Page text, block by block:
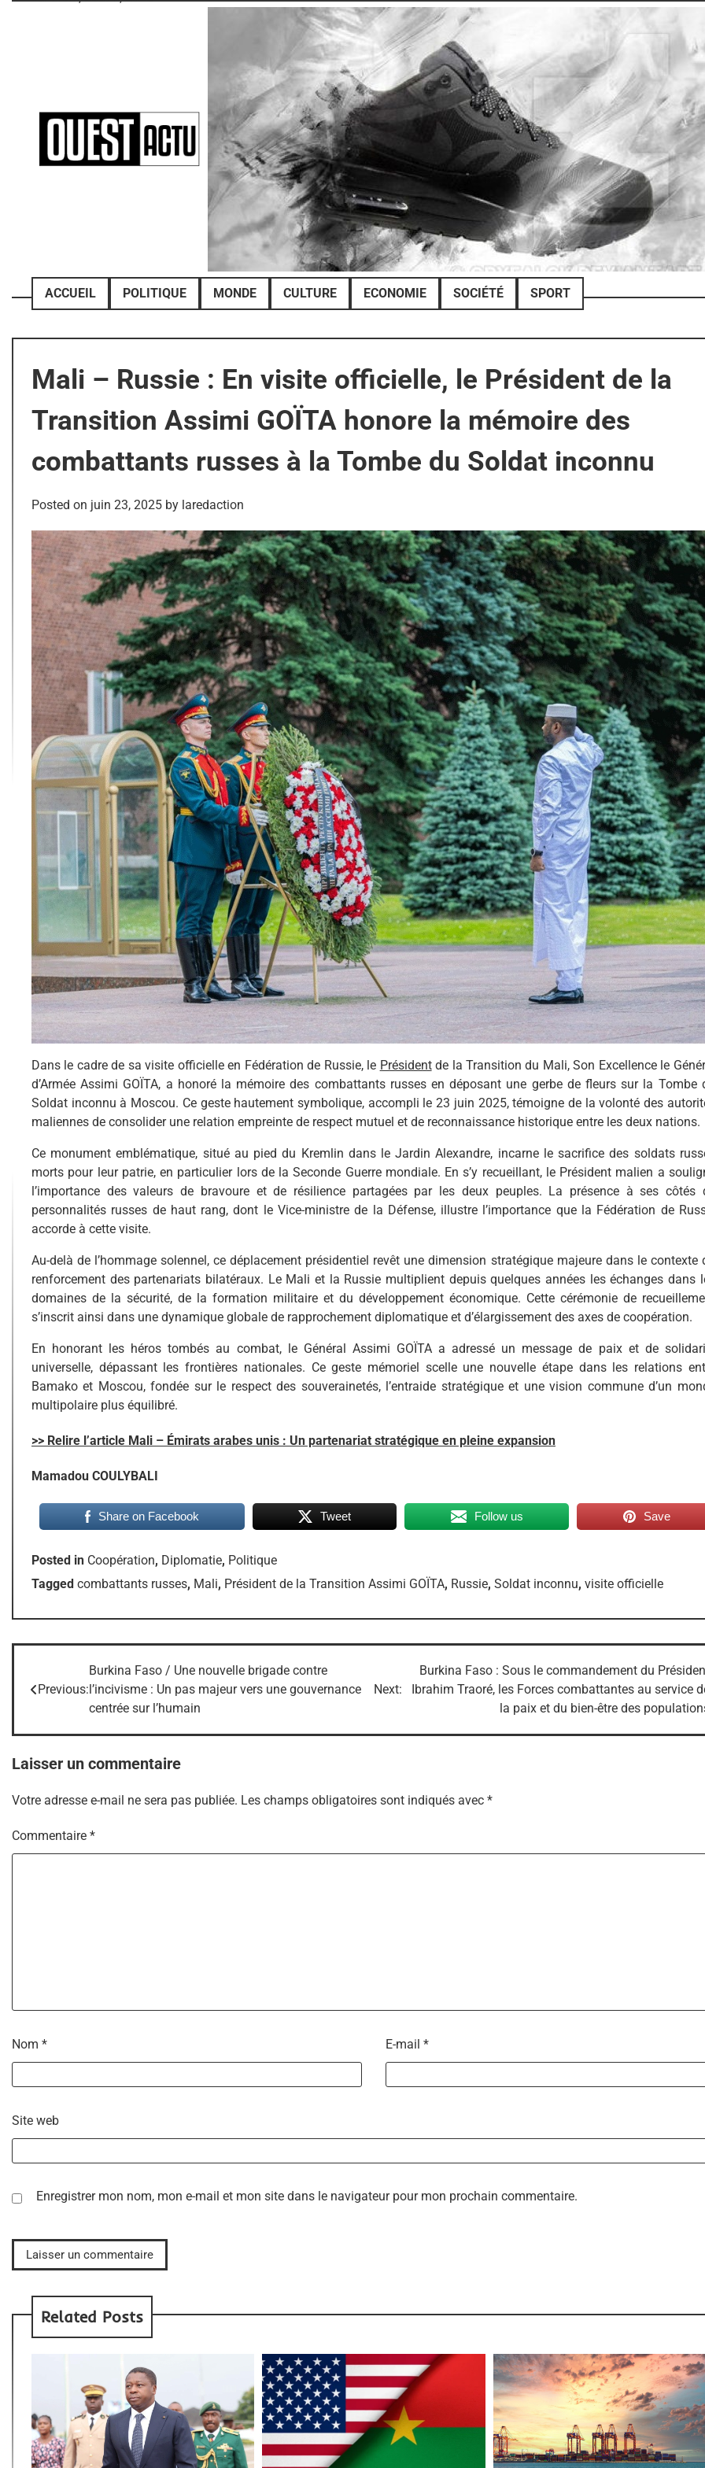
ACCUEIL POLITIQUE MONDE CULTURE ECONOMIE SOCIÉTÉ SPORT
Mali – Russie : En visite officielle, le Président de la
Transition Assimi GOÏTA honore la mémoire des
combattants russes à la Tombe du Soldat inconnu
Posted on juin 23, 2025 by laredaction
Dans le cadre de sa visite officielle en Fédération de Russie, le Présidentde la Transition du Mali, Son Excellence le
d’Armée Assimi GOÏTA, a honoré la mémoire des combattants russes en déposant une gerbe de fleurs sur la Tombe
Soldat inconnu à Moscou. Ce geste hautement symbolique, accompli le 23 juin 2025, témoigne de la volonté des
maliennes de consolider une relation empreinte de respect mutuel et de reconnaissance historique entre les deux nations.
Ce monument emblématique, situé au pied du Kremlin dans le Jardin Alexandre, incarne le sacrifice des soldats
morts pour leur patrie, en particulier lors de la Seconde Guerre mondiale. En s’y recueillant, le Président malien a
l’importance des valeurs de bravoure et de résilience partagées par les deux peuples. La présence à ses côtés
personnalités russes de haut rang, dont le Vice-ministre de la Défense, illustre l’importance que la Fédération de
accorde à cette visite.
Au-delà de l’hommage solennel, ce déplacement présidentiel revêt une dimension stratégique majeure dans le contexte
renforcement des partenariats bilatéraux. Le Mali et la Russie multiplient depuis quelques années les échanges dans
domaines de la sécurité, de la formation militaire et du développement économique. Cette cérémonie de
s’inscrit ainsi dans une dynamique globale de rapprochement diplomatique et d’élargissement des axes de coopération.
En honorant les héros tombés au combat, le Général Assimi GOÏTA a adressé un message de paix et de
universelle, dépassant les frontières nationales. Ce geste mémoriel scelle une nouvelle étape dans les relations
Bamako et Moscou, fondée sur le respect des souverainetés, l’entraide stratégique et une vision commune d’un
multipolaire plus équilibré.
>> Relire l’article Mali – Émirats arabes unis : Un partenariat stratégique en pleine expansion
Mamadou COULYBALI
Share on Facebook Tweet Follow us Save
Posted in Coopération, Diplomatie, Politique
Tagged combattants russes, Mali, Président de la Transition Assimi GOÏTA, Russie, Soldat inconnu, visite officielle
Navigation
l’article
Previous:
Burkina Faso / Une nouvelle brigade contre
l’incivisme : Un pas majeur vers une gouvernance
centrée sur l’humain
Next:
Burkina Faso : Sous le commandement du
Ibrahim Traoré, les Forces combattantes au service
la paix et du bien-être des
Laisser un commentaire
Votre adresse e-mail ne sera pas publiée. Les champs obligatoires sont indiqués avec *
Commentaire *
Nom * E-mail *
Site web
Enregistrer mon nom, mon e-mail et mon site dans le navigateur pour mon prochain commentaire.
Related Posts